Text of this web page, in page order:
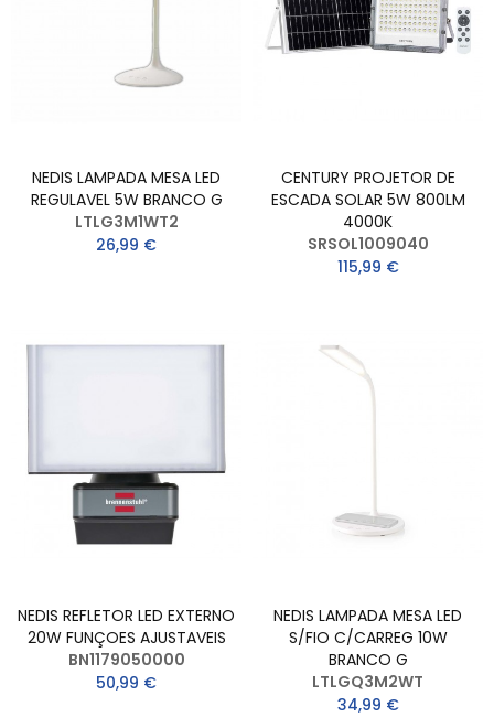
NEDIS LAMPADA MESA LED
REGULAVEL 5W BRANCO G
LTLG3M1WT2
26,99 €
CENTURY PROJETOR DE
ESCADA SOLAR 5W 800LM
4000K
SRSOL1009040
115,99 €
NEDIS REFLETOR LED EXTERNO
20W FUNÇOES AJUSTAVEIS
BN1179050000
50,99 €
NEDIS LAMPADA MESA LED
S/FIO C/CARREG 10W
BRANCO G
LTLGQ3M2WT
34,99 €